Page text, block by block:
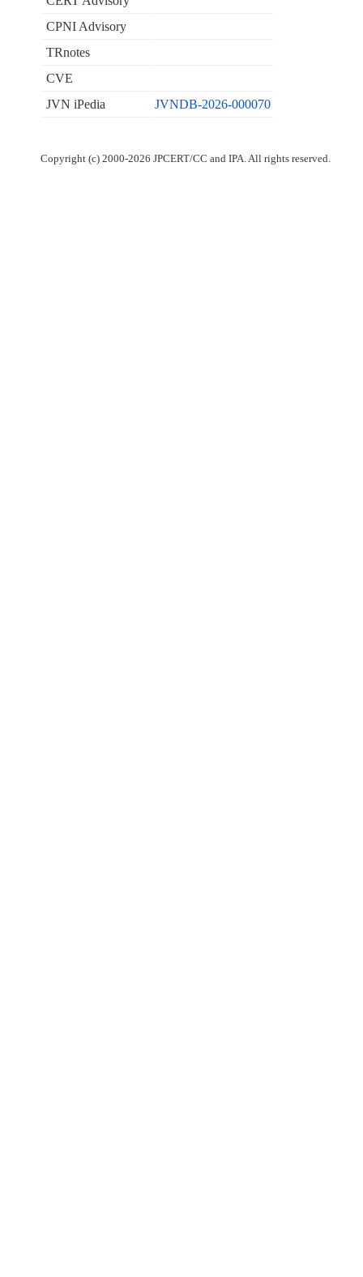
CPNI Advisory
TRnotes
CVE
JVN iPedia
JVNDB-2026-000070
Copyright (c) 2000-2026 JPCERT/CC and IPA. All rights reserved.